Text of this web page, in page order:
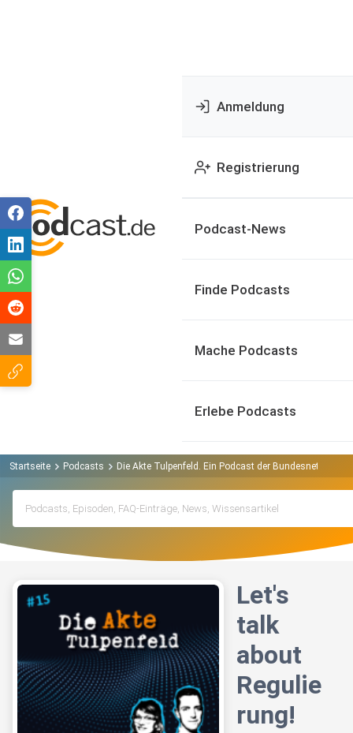
Anmeldung
Registrierung
Podcast-News
Finde Podcasts
Mache Podcasts
Erlebe Podcasts
Startseite Podcasts Die Akte Tulpenfeld. Ein Podcast der
Let's
talk
about
Regulie
rung!